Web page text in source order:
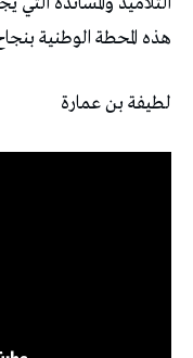
هذه المحطة الوطنية
لطيفة بن عمارة